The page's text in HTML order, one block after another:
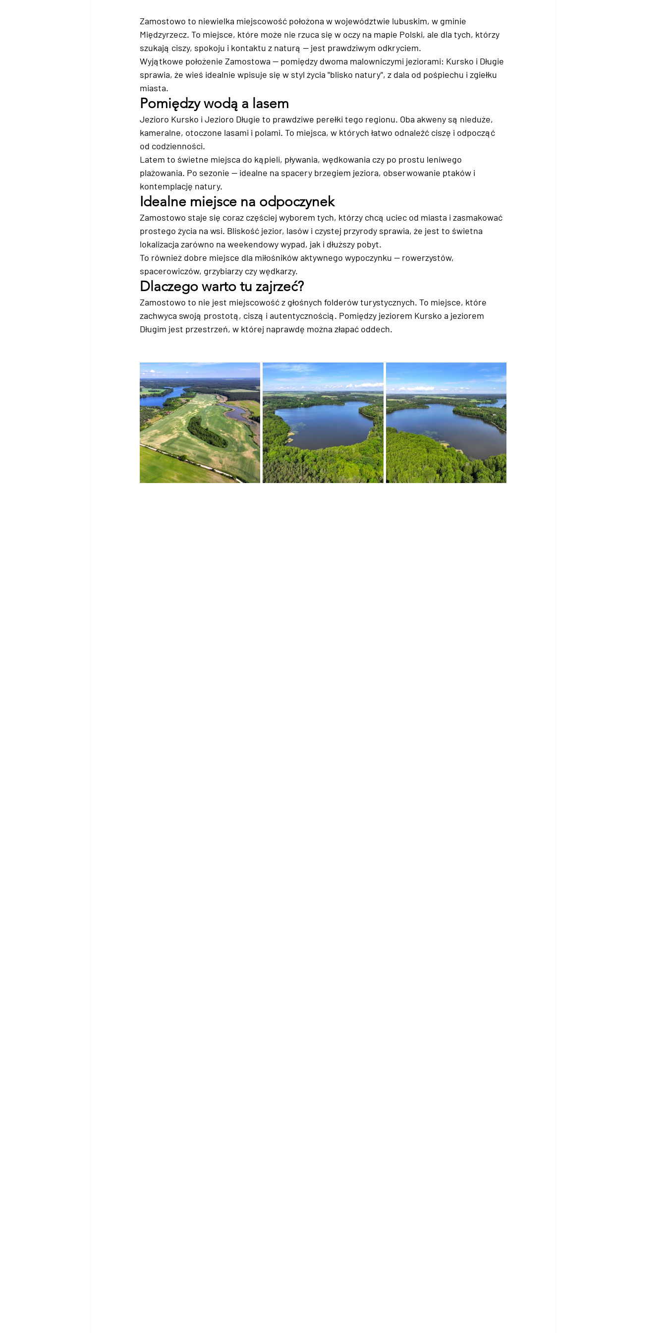
Zamostowo to niewielka miejscowość położona w województwie lubuskim, w gminie
Międzyrzecz. To miejsce, które może nie rzuca się w oczy na mapie Polski, ale dla tych, którzy
szukają ciszy, spokoju i kontaktu z naturą — jest prawdziwym odkryciem.
Wyjątkowe położenie Zamostowa — pomiędzy dwoma malowniczymi jeziorami: Kursko i Długie
sprawia, że wieś idealnie wpisuje się w styl życia "blisko natury", z dala od pośpiechu i zgiełku
miasta.
Pomiędzy wodą a lasem
Jezioro Kursko i Jezioro Długie to prawdziwe perełki tego regionu. Oba akweny są nieduże,
kameralne, otoczone lasami i polami. To miejsca, w których łatwo odnaleźć ciszę i odpocząć
od codzienności.
Latem to świetne miejsca do kąpieli, pływania, wędkowania czy po prostu leniwego
plażowania. Po sezonie — idealne na spacery brzegiem jeziora, obserwowanie ptaków i
kontemplację natury.
Idealne miejsce na odpoczynek
Zamostowo staje się coraz częściej wyborem tych, którzy chcą uciec od miasta i zasmakować
prostego życia na wsi. Bliskość jezior, lasów i czystej przyrody sprawia, że jest to świetna
lokalizacja zarówno na weekendowy wypad, jak i dłuższy pobyt.
To również dobre miejsce dla miłośników aktywnego wypoczynku — rowerzystów,
spacerowiczów, grzybiarzy czy wędkarzy.
Dlaczego warto tu zajrzeć?
Zamostowo to nie jest miejscowość z głośnych folderów turystycznych. To miejsce, które
zachwyca swoją prostotą, ciszą i autentycznością. Pomiędzy jeziorem Kursko a jeziorem
Długim jest przestrzeń, w której naprawdę można złapać oddech.